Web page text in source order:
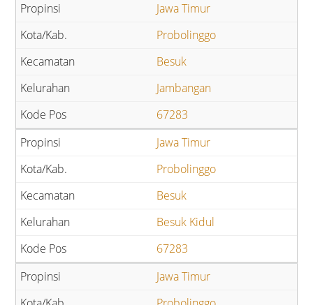
Jawa Timur
Probolinggo
Besuk
Jambangan
67283
Jawa Timur
Probolinggo
Besuk
Besuk Kidul
67283
Jawa Timur